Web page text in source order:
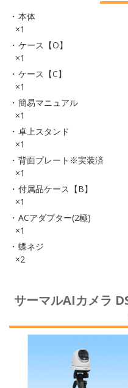
本体
×1
ケース【O】
×1
ケース【C】
×1
簡易マニュアル
×1
卓上スタンド
×1
背面プレート※実装済
×1
付属品ケース【B】
×1
ACアダプター(2極)
×1
蝶ネジ
×2
サーマルAIカメラ